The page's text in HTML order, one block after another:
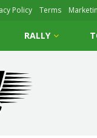
Policy Terms
RALLY